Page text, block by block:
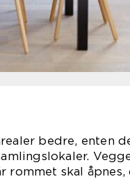
bedre, enten
rommet skal